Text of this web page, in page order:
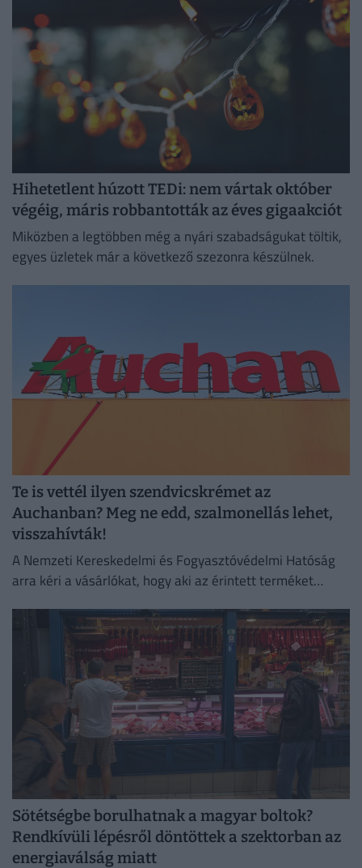
Hihetetlent húzott TEDi: nem vártak október
végéig, máris robbantották az éves gigaakciót
Miközben a legtöbben még a nyári szabadságukat töltik,
egyes üzletek már a következő szezonra készülnek.
Te is vettél ilyen szendvicskrémet az
Auchanban? Meg ne edd, szalmonellás lehet,
visszahívták!
A Nemzeti Kereskedelmi és Fogyasztóvédelmi Hatóság
arra kéri a vásárlókat, hogy aki az érintett terméket
Sötétségbe borulhatnak a magyar boltok?
Rendkívüli lépésről döntöttek a szektorban az
energiaválság miatt